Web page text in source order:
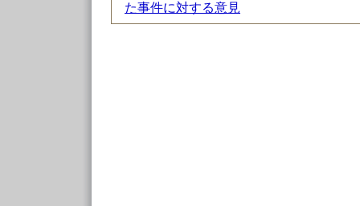
た事件に対する意見